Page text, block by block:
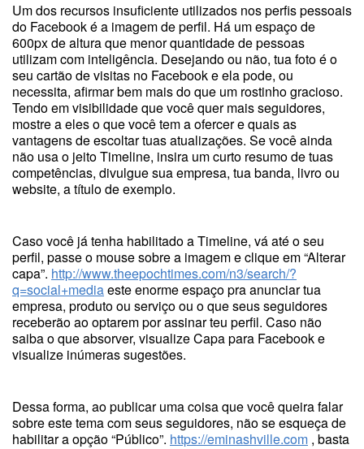
Um dos recursos insuficiente utilizados nos perfis pessoais
do Facebook é a imagem de perfil. Há um espaço de
600px de altura que menor quantidade de pessoas
utilizam com inteligência. Desejando ou não, tua foto é o
seu cartão de visitas no Facebook e ela pode, ou
necessita, afirmar bem mais do que um rostinho gracioso.
Tendo em visibilidade que você quer mais seguidores,
mostre a eles o que você tem a ofercer e quais as
vantagens de escoltar tuas atualizações. Se você ainda
não usa o jeito Timeline, insira um curto resumo de tuas
competências, divulgue sua empresa, tua banda, livro ou
website, a título de exemplo.
Caso você já tenha habilitado a Timeline, vá até o seu
perfil, passe o mouse sobre a imagem e clique em “Alterar
capa”. http://www.theepochtimes.com/n3/search/?
q=social+mediaeste enorme espaço pra anunciar tua
empresa, produto ou serviço ou o que seus seguidores
receberão ao optarem por assinar teu perfil. Caso não
saiba o que absorver, visualize Capa para Facebook e
visualize inúmeras sugestões.
Dessa forma, ao publicar uma coisa que você queira falar
sobre este tema com seus seguidores, não se esqueça de
habilitar a opção “Público”. https://eminashville.com , basta